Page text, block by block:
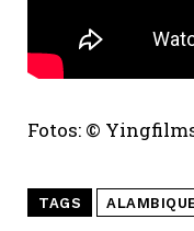
Fotos: ©
TAGS